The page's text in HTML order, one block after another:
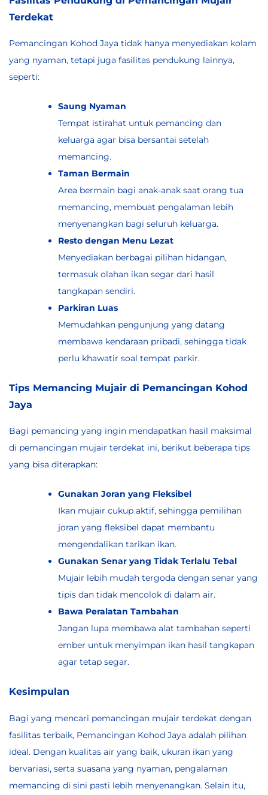
Terdekat
Pemancingan Kohod Jaya tidak hanya menyediakan kolam
yang nyaman, tetapi juga fasilitas pendukung lainnya,
seperti:
Saung Nyaman
Tempat istirahat untuk pemancing dan
keluarga agar bisa bersantai setelah
memancing.
Taman Bermain
Area bermain bagi anak-anak saat orang tua
memancing, membuat pengalaman lebih
menyenangkan bagi seluruh keluarga.
Resto dengan Menu Lezat
Menyediakan berbagai pilihan hidangan,
termasuk olahan ikan segar dari hasil
tangkapan sendiri.
Parkiran Luas
Memudahkan pengunjung yang datang
membawa kendaraan pribadi, sehingga tidak
perlu khawatir soal tempat parkir.
Tips Memancing Mujair di Pemancingan Kohod
Jaya
Bagi pemancing yang ingin mendapatkan hasil maksimal
di pemancingan mujair terdekat ini, berikut beberapa tips
yang bisa diterapkan:
Gunakan Joran yang Fleksibel
Ikan mujair cukup aktif, sehingga pemilihan
joran yang fleksibel dapat membantu
mengendalikan tarikan ikan.
Gunakan Senar yang Tidak Terlalu Tebal
Mujair lebih mudah tergoda dengan senar yang
tipis dan tidak mencolok di dalam air.
Bawa Peralatan Tambahan
Jangan lupa membawa alat tambahan seperti
ember untuk menyimpan ikan hasil tangkapan
agar tetap segar.
Kesimpulan
Bagi yang mencari pemancingan mujair terdekat dengan
fasilitas terbaik, Pemancingan Kohod Jaya adalah pilihan
ideal. Dengan kualitas air yang baik, ukuran ikan yang
bervariasi, serta suasana yang nyaman, pengalaman
memancing di sini pasti lebih menyenangkan. Selain itu,